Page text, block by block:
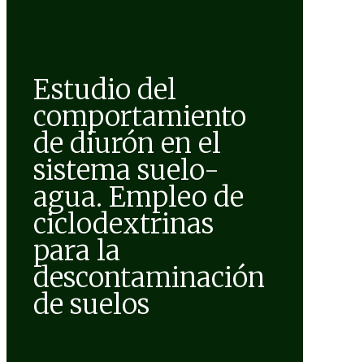
Estudio del
comportamiento
de diurón en el
sistema suelo-
agua. Empleo de
ciclodextrinas
para la
descontaminación
de suelos